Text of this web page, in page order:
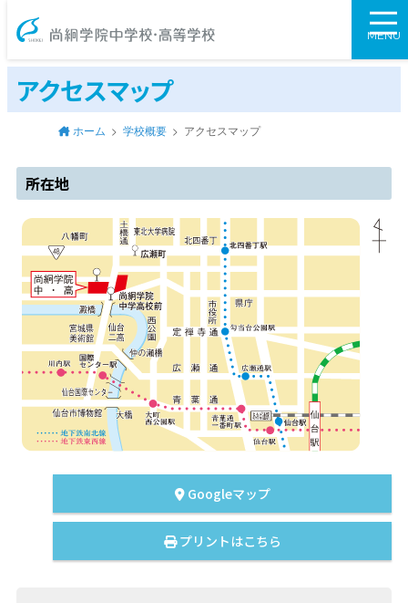
尚絅学院中学校
MENU
アクセスマップ
ホーム 学校概要 アクセスマップ
所在地
Googleマップ
プリントはこちら